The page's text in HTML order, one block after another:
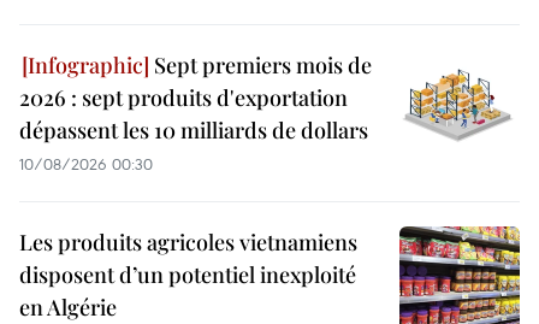
Sept premiers mois de
2026 : sept produits d'exportation
dépassent les 10 milliards de dollars
10/08/2026 00:30
Les produits agricoles vietnamiens
disposent d’un potentiel inexploité
en Algérie